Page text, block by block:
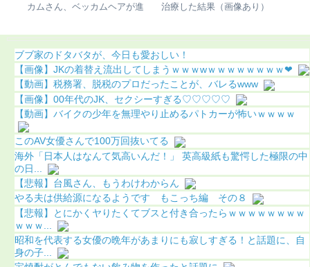
カムさん、ベッカムヘアが進
治療した結果（画像あり）
ブブ家のドタバタが、今日も愛おしい！
【画像】JKの着替え流出してしまうｗｗｗwｗｗｗｗｗｗｗｗ❤
【動画】税務署、脱税のプロだったことが、バレるwww
【画像】00年代のJK、セクシーすぎる♡♡♡♡♡
【動画】バイクの少年を無理やり止めるパトカーが怖いｗｗｗｗ
このAV女優さんで100万回抜いてる
海外「日本人はなんて気高いんだ！」 英高級紙も驚愕した極限の中
の日...
【悲報】台風さん、もうわけわからん
やる夫は供給源になるようです もこっち編 その８
【悲報】とにかくヤりたくてブスと付き合ったらｗｗｗｗｗｗｗｗ
ｗｗｗ...
昭和を代表する女優の晩年があまりにも寂しすぎる！と話題に、自
身の子...